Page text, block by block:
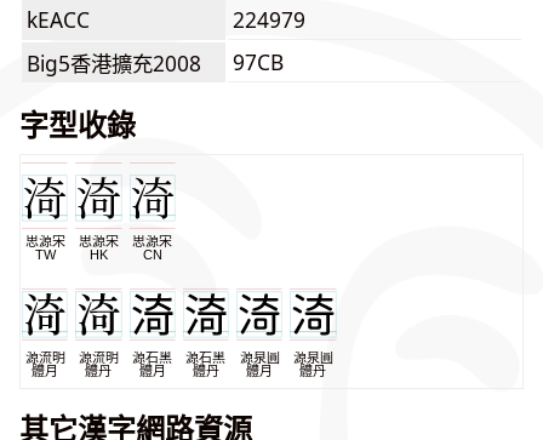
kEACC
224979
Big5香港擴充2008
97CB
字型收錄
思源宋
TW
思源宋
HK
思源宋
CN
源流明
體月
源流明
體丹
源石黑
體月
源石黑
體丹
源泉圓
體月
源泉圓
體丹
其它漢字網路資源